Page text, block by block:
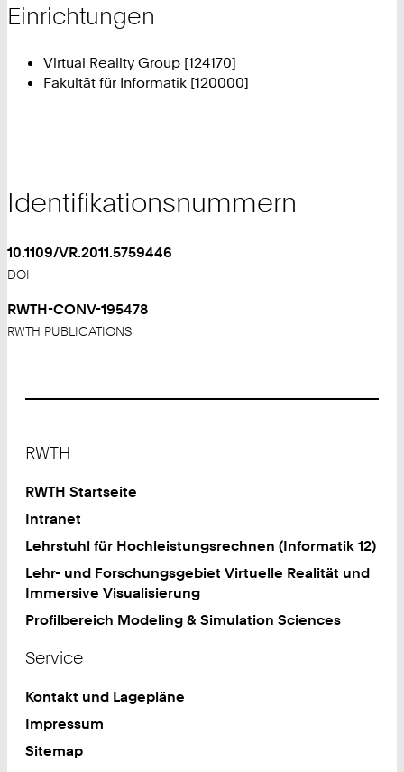
Einrichtungen
Virtual Reality Group [124170]
Fakultät für Informatik [120000]
Identifikationsnummern
10.1109/VR.2011.5759446
DOI
RWTH-CONV-195478
RWTH PUBLICATIONS
RWTH
RWTH Startseite
Intranet
Lehrstuhl für Hochleistungsrechnen (Informatik 12)
Lehr- und Forschungsgebiet Virtuelle Realität und
Immersive Visualisierung
Profilbereich Modeling & Simulation Sciences
Service
Kontakt und Lagepläne
Impressum
Sitemap